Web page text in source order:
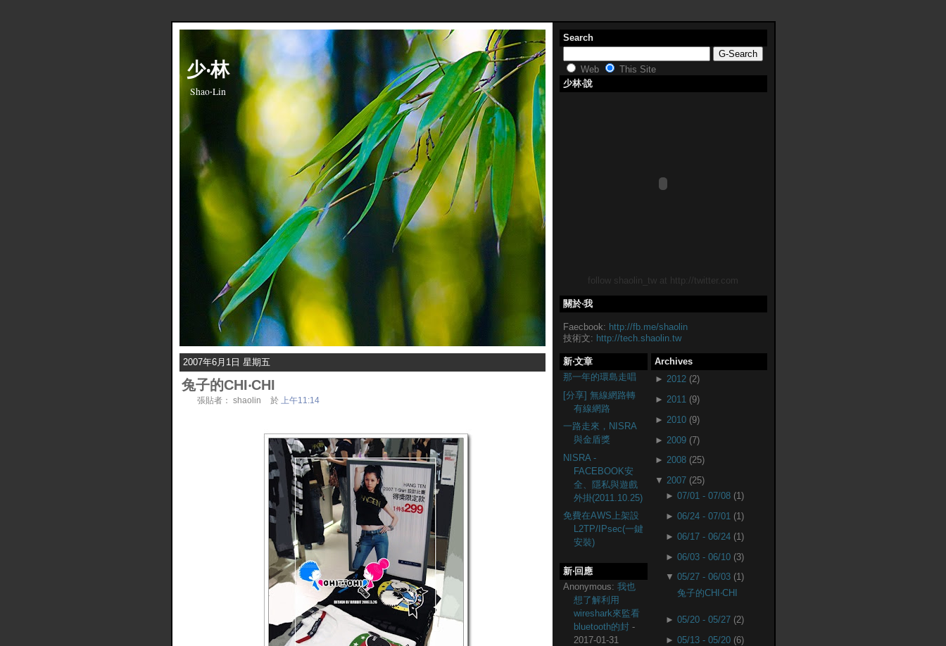
少‧林
Shao‧Lin
2007年6月1日 星期五
兔子的CHI‧CHI
張貼者： shaolin 於 上午11:14
Search
Web
This Site
少林‧說
follow shaolin_tw at http://twitter.com
關於‧我
Faecbook: http://fb.me/shaolin
技術文: http://tech.shaolin.tw
Archives
► 2012 (2)
► 2011 (9)
► 2010 (9)
► 2009 (7)
► 2008 (25)
▼ 2007 (25)
►07/01 - 07/08 (1)
►06/24 - 07/01 (1)
►06/17 - 06/24 (1)
►06/03 - 06/10 (3)
▼05/27 - 06/03 (1)
兔子的CHI‧CHI
►05/20 - 05/27 (2)
►05/13 - 05/20 (6)
新‧文章
那一年的環島走唱
[分享] 無線網路轉
有線網路
一路走來，NISRA
與金盾獎
NISRA -
FACEBOOK安
全、隱私與遊戲
外掛(2011.10.25)
免費在AWS上架設
L2TP/IPsec(一鍵
安裝)
新‧回應
Anonymous: 我也
想了解利用
wireshark來監看
bluetooth的封-
2017-01-31